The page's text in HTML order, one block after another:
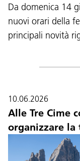
Da domenica 14
nuovi orari della
principali novità
10.06.2026
Alle Tre Cime
organizzare la